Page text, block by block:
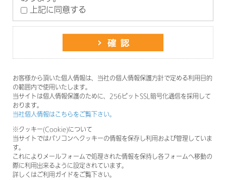
上記に同意する
お客様から頂いた個人情報は、当社の個人情報保護方針で定める利用目的
の範囲内で使用いたします。
当サイトは個人情報保護のために、256ビットSSL暗号化通信を採用して
おります。
当社個人情報はこちらをご覧下さい。
※クッキー(Cookie)について
当サイトではパソコンへクッキーの情報を保存し利用および管理していま
す。
これによりメールフォームで処理された情報を保持し各フォームへ移動の
際に利用出来るように設定されています。
詳しくはご利用ガイドをご覧下さい。